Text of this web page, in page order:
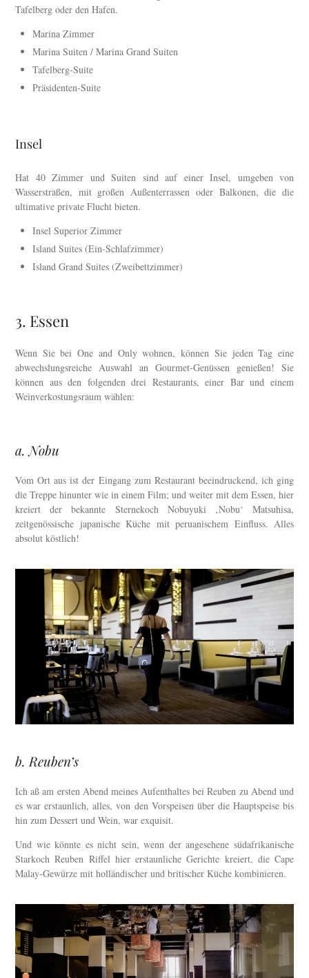
Tafelberg oder den Hafen.
Marina Zimmer
Marina Suiten / Marina Grand Suiten
Tafelberg-Suite
Präsidenten-Suite
Insel
Hat 40 Zimmer und Suiten sind auf einer Insel, umgeben von
Wasserstraßen, mit großen Außenterrassen oder Balkonen, die die
ultimative private Flucht bieten.
Insel Superior Zimmer
Island Suites (Ein-Schlafzimmer)
Island Grand Suites (Zweibettzimmer)
3. Essen
Wenn Sie bei One and Only wohnen, können Sie jeden Tag eine
abwechslungsreiche Auswahl an Gourmet-Genüssen genießen! Sie
können aus den folgenden drei Restaurants, einer Bar und einem
Weinverkostungsraum wählen:
a. Nobu
Vom Ort aus ist der Eingang zum Restaurant beeindruckend, ich ging
die Treppe hinunter wie in einem Film; und weiter mit dem Essen, hier
kreiert der bekannte Sternekoch Nobuyuki ‚Nobu‘ Matsuhisa,
zeitgenössische japanische Küche mit peruanischem Einfluss. Alles
absolut köstlich!
b. Reuben’s
Ich aß am ersten Abend meines Aufenthaltes bei Reuben zu Abend und
es war erstaunlich, alles, von den Vorspeisen über die Hauptspeise bis
hin zum Dessert und Wein, war exquisit.
Und wie könnte es nicht sein, wenn der angesehene südafrikanische
Starkoch Reuben Riffel hier erstaunliche Gerichte kreiert, die Cape
Malay-Gewürze mit holländischer und britischer Küche kombinieren.